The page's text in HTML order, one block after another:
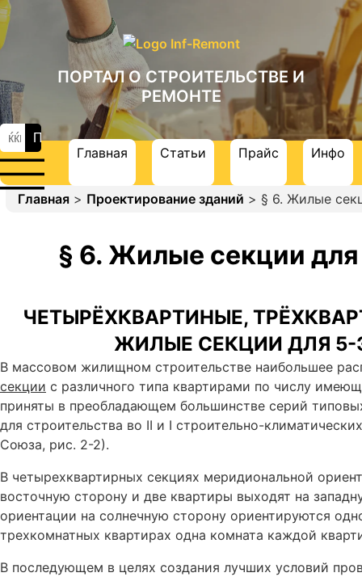
ПОРТАЛ О СТРОИТЕЛЬСТВЕ И
РЕМОНТЕ
Главная Статьи Прайс Инфо
Главная > Проектирование зданий > § 6. Жилые
§ 6. Жилые секции
ЧЕТЫРЁХКВАРТИНЫЕ,
ЖИЛЫЕ СЕКЦИИ ДЛЯ
В массовом жилищном строительстве наибольшее
секции с различного типа квартирами по числу
приняты в преобладающем большинстве серий
для строительства во II и I строительно-
Союза, рис. 2-2).
В четырехквартирных секциях меридиональной
восточную сторону и две квартиры выходят на
ориентации на солнечную сторону ориентируются
трехкомнатных квартирах одна комната каждой
В последующем в целях создания лучших условий